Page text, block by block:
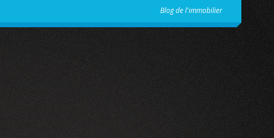
Blog de l'immobilier